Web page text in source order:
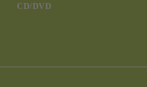
CD/DVD